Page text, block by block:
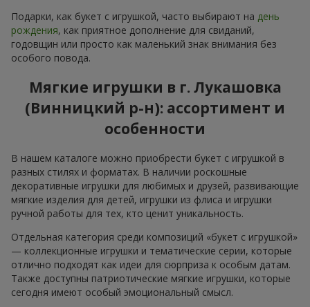
Подарки, как букет с игрушкой, часто выбирают на день
рождения, как приятное дополнение для свиданий,
годовщин или просто как маленький знак внимания без
особого повода.
Мягкие игрушки в г. Лукашовка
(Винницкий р-н): ассортимент и
особенности
В нашем каталоге можно приобрести букет с игрушкой в
разных стилях и форматах. В наличии роскошные
декоративные игрушки для любимых и друзей, развивающие
мягкие изделия для детей, игрушки из флиса и игрушки
ручной работы для тех, кто ценит уникальность.
Отдельная категория среди композиций «букет с игрушкой»
— коллекционные игрушки и тематические серии, которые
отлично подходят как идеи для сюрприза к особым датам.
Также доступны патриотические мягкие игрушки, которые
сегодня имеют особый эмоциональный смысл.